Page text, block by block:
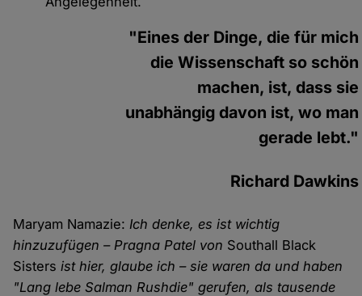
"Eines der Dinge, die für mich
die Wissenschaft so schön
machen, ist, dass sie
unabhängig davon ist, wo man
gerade lebt."
Richard Dawkins
Maryam Namazie: Ich denke, es ist wichtig
hinzuzufügen – Pragna Patel von Southall Black
Sisters ist hier, glaube ich – sie waren da und haben
"Lang lebe Salman Rushdie" gerufen, als tausende